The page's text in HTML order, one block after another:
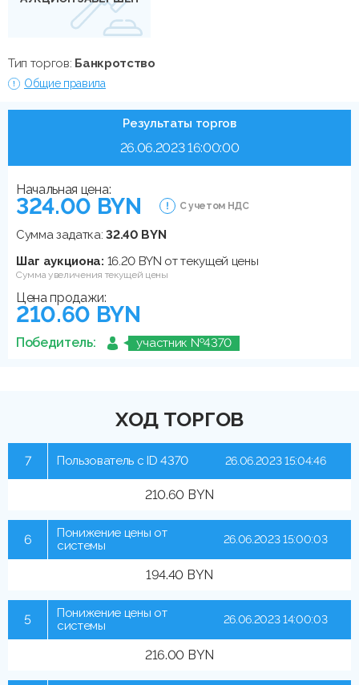
Тип торгов: Банкротство
Общие правила
Результаты торгов
26.06.2023 16:00:00
Начальная цена:
324.00 BYN С учетом НДС
Сумма задатка:32.40 BYN
Шаг аукциона: 16.20 BYN от текущей цены
Сумма увеличения текущей цены
Цена продажи:
210.60 BYN
Победитель: участник №4370
ХОД ТОРГОВ
7 Пользователь с ID 4370
210.60 BYN
26.06.2023 15:04:46
6
Понижение цены от
системы
194.40 BYN
26.06.2023 15:00:03
5
Понижение цены от
системы
216.00 BYN
26.06.2023 14:00:03